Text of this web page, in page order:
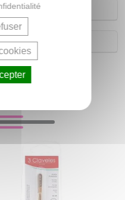
et homme